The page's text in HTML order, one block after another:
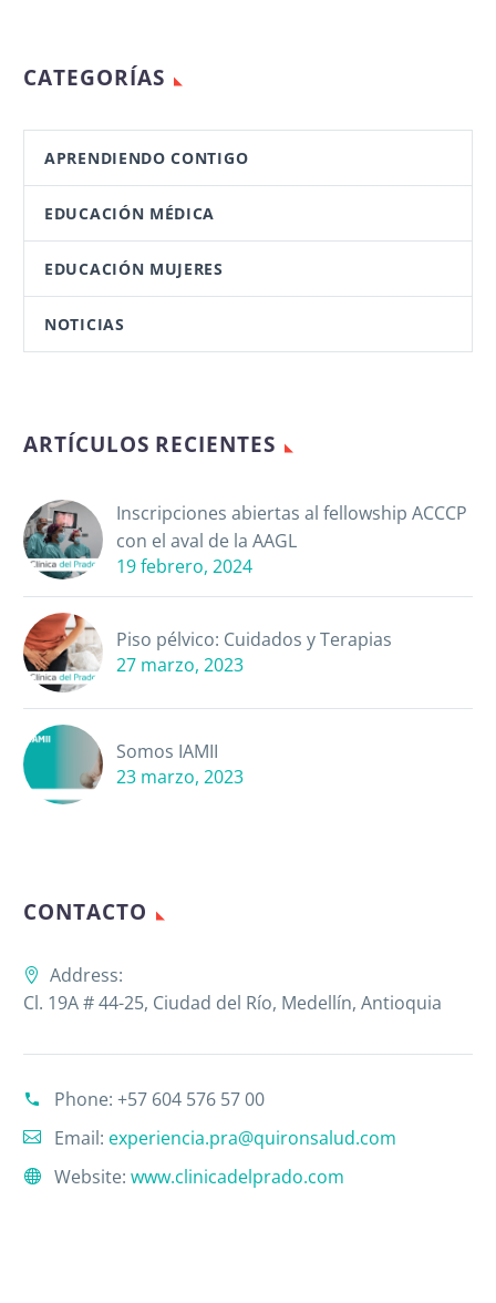
CATEGORÍAS
APRENDIENDO CONTIGO
EDUCACIÓN MÉDICA
EDUCACIÓN MUJERES
NOTICIAS
ARTÍCULOS RECIENTES
Inscripciones abiertas al fellowship ACCCP
con el aval de la AAGL
19 febrero, 2024
Piso pélvico: Cuidados y Terapias
27 marzo, 2023
Somos IAMII
23 marzo, 2023
CONTACTO
Address:
Cl. 19A # 44-25, Ciudad del Río, Medellín, Antioquia
Phone: +57 604 576 57 00
Email: experiencia.pra@quironsalud.com
Website: www.clinicadelprado.com